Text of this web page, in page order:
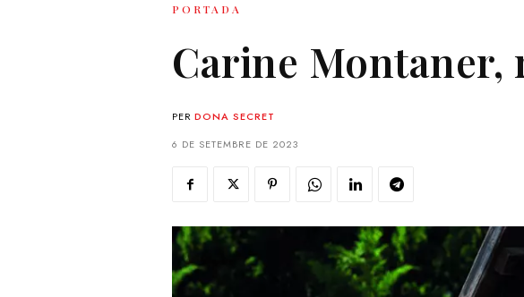
PORTADA
Carine
PER DONA SECRET
6 DE SETEMBRE DE 2023